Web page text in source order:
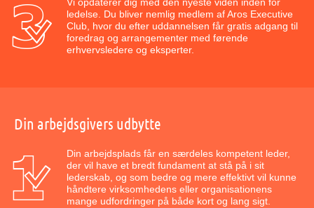
Vi opdaterer dig med den nyeste viden inden for
ledelse. Du bliver nemlig medlem af Aros Executive
Club, hvor du efter uddannelsen får gratis adgang til
foredrag og arrangementer med førende
erhvervsledere og eksperter.
Din arbejdsgivers udbytte
Din arbejdsplads får en særdeles kompetent leder,
der vil have et bredt fundament at stå på i sit
lederskab, og som bedre og mere effektivt vil kunne
håndtere virksomhedens eller organisationens
mange udfordringer på både kort og lang sigt.